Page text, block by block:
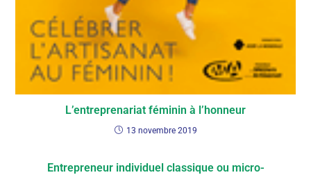
L’entreprenariat féminin à l’honneur
13 novembre 2019
Entrepreneur individuel classique ou micro-